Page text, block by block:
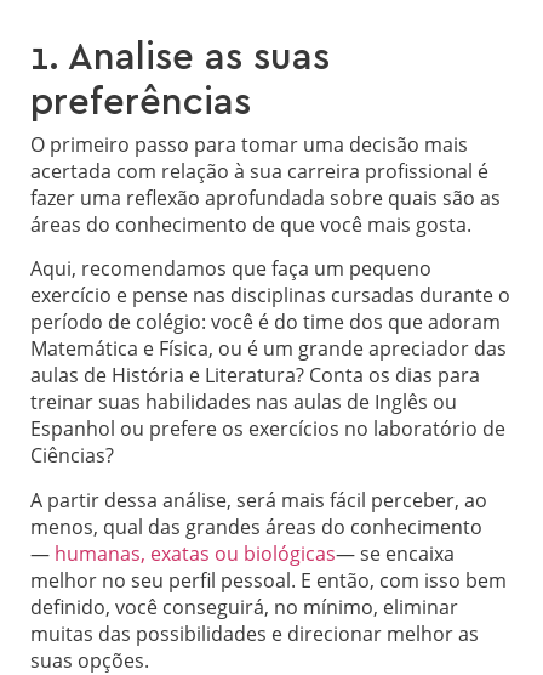
1. Analise as suas
preferências
O primeiro passo para tomar uma decisão mais
acertada com relação à sua carreira profissional é
fazer uma reflexão aprofundada sobre quais são as
áreas do conhecimento de que você mais gosta.
Aqui, recomendamos que faça um pequeno
exercício e pense nas disciplinas cursadas durante o
período de colégio: você é do time dos que adoram
Matemática e Física, ou é um grande apreciador das
aulas de História e Literatura? Conta os dias para
treinar suas habilidades nas aulas de Inglês ou
Espanhol ou prefere os exercícios no laboratório de
Ciências?
A partir dessa análise, será mais fácil perceber, ao
menos, qual das grandes áreas do conhecimento
— humanas, exatas ou biológicas— se encaixa
melhor no seu perfil pessoal. E então, com isso bem
definido, você conseguirá, no mínimo, eliminar
muitas das possibilidades e direcionar melhor as
suas opções.